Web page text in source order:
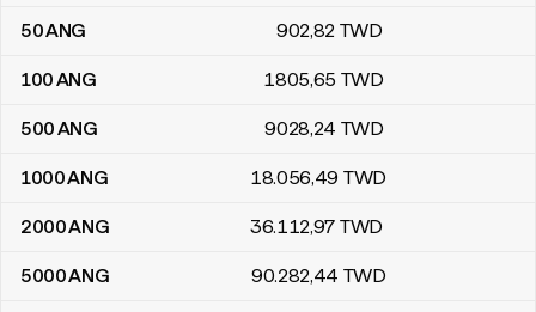
50ANG 902,82 TWD
100ANG 1805,65 TWD
500ANG 9028,24 TWD
1000ANG 18.056,49 TWD
2000ANG 36.112,97 TWD
5000ANG 90.282,44 TWD